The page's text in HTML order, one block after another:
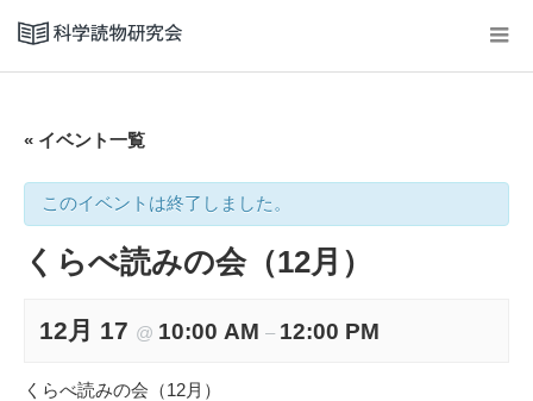
« イベント一覧
このイベントは終了しました。
くらべ読みの会（12月）
12月 17 @ 10:00 AM – 12:00 PM
くらべ読みの会（12月）